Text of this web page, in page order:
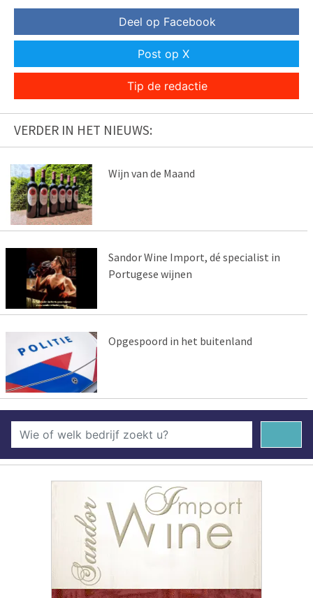
Deel op Facebook
Post op X
Tip de redactie
VERDER IN HET NIEUWS:
Wijn van de Maand
Sandor Wine Import, dé specialist in
Portugese wijnen
Opgespoord in het buitenland